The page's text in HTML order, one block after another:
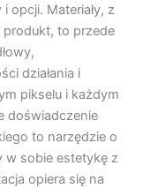
Materiały, z
to przede
działania i
pikselu i każdym
doświadczenie
to narzędzie o
w sobie estetykę z
opiera się na